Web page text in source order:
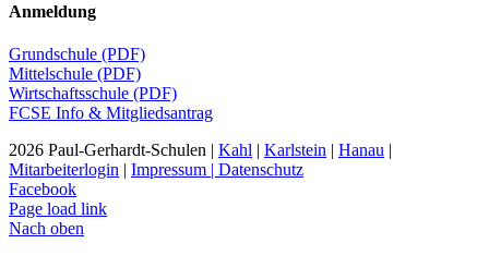
Anmeldung
Grundschule (PDF)
Mittelschule (PDF)
Wirtschaftsschule (PDF)
FCSE Info & Mitgliedsantrag
2026 Paul-Gerhardt-Schulen | Kahl | Karlstein | Hanau |
Mitarbeiterlogin | Impressum | Datenschutz
Facebook
Page load link
Nach oben